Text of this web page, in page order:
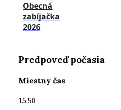
Obecná
zabíjačka
2026
Predpoveď počasia
Miestny čas
15:50